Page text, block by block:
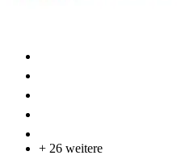
+ 26 weitere